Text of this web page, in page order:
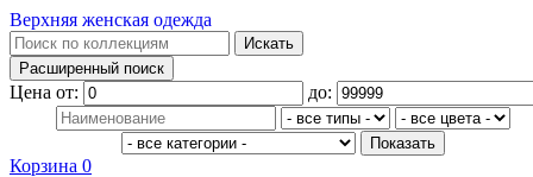
Верхняя женская одежда
Цена от: до:
Корзина 0